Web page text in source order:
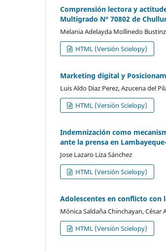
Comprensión lectora y
Multigrado N° 70802 de
Melania Adelayda Mollinedo
HTML (Versión Scielopy)
Marketing digital y
Luis Aldo Diaz Perez, Azucena del
HTML (Versión Scielopy)
Indemnización como
ante la prensa en
Jose Lazaro Liza Sánchez
HTML (Versión Scielopy)
Adolescentes en conflicto con
Mónica Saldaña Chinchayan,
HTML (Versión Scielopy)